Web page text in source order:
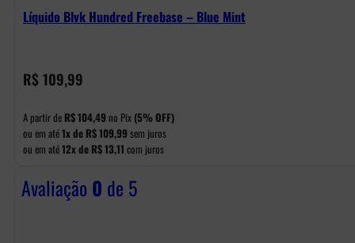
Líquido Blvk Hundred Freebase – Blue Mint
R$ 109,99
A partir de R$104,49 no Pix (5% OFF)
ou em até1x de R$109,99 sem juros
ou em até12x de R$13,11 com juros
Avaliação 0 de 5